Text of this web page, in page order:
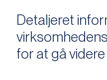
Detaljeret
for at gå